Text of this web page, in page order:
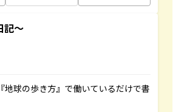
記～
球の歩き方』で働いているだけで書